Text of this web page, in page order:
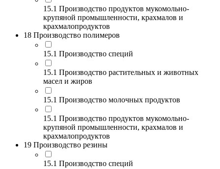
15.1 Производство продуктов мукомольно-
крупяной промышленности, крахмалов и
крахмалопродуктов
18 Производство полимеров
15.1 Производство специй
15.1 Производство растительных и животных
масел и жиров
15.1 Производство молочных продуктов
15.1 Производство продуктов мукомольно-
крупяной промышленности, крахмалов и
крахмалопродуктов
19 Производство резины
15.1 Производство специй